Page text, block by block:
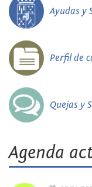
Ayudas y
Perfil de
Quejas y
Agenda